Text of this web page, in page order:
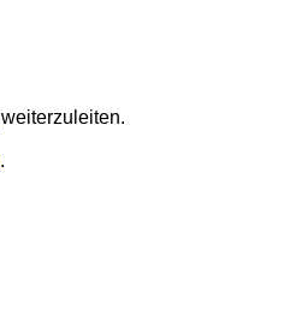
weiterzuleiten.
.